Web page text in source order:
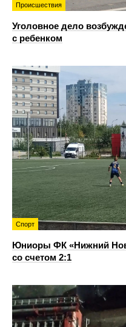
Происшествия
Уголовное дело
с ребенком
Спорт
Юниоры ФК «Нижний
со счетом 2:1